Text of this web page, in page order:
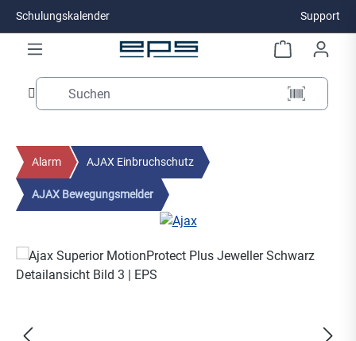
Zum Hauptinhalt springen
Schulungskalender Support
Alarm AJAX Einbruchschutz
AJAX Bewegungsmelder
Bildergalerie überspringen